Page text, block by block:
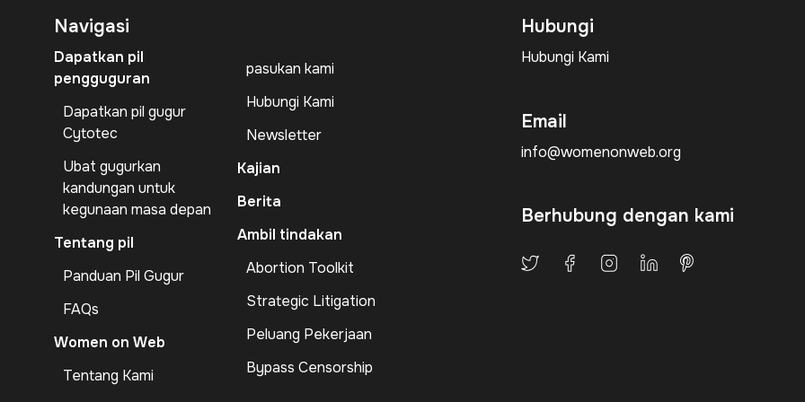
Navigasi
Dapatkan pil
pengguguran
Dapatkan pil gugur
Cytotec
Ubat gugurkan
kandungan untuk
kegunaan masa depan
Tentang pil
Panduan Pil Gugur
FAQs
Women on Web
Tentang Kami
pasukan kami
Hubungi Kami
Newsletter
Kajian
Berita
Ambil tindakan
Abortion Toolkit
Strategic Litigation
Peluang Pekerjaan
Bypass Censorship
Hubungi
Hubungi Kami
Email
info@womenonweb.org
Berhubung dengan kami